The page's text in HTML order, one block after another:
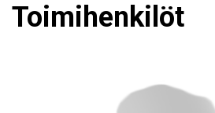
Toimihenkilöt